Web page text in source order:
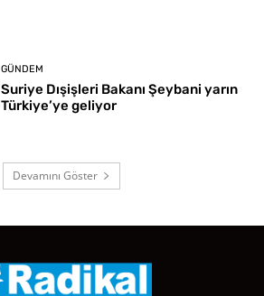
GÜNDEM
Suriye Dışişleri Bakanı Şeybani yarın
Türkiye’ye geliyor
Devamını Göster